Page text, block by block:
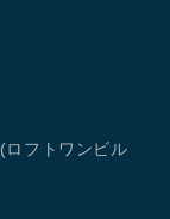
フトワンビル